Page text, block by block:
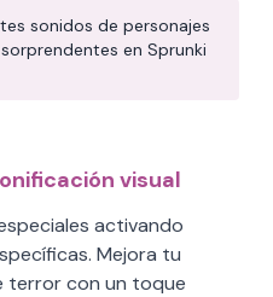
sonidos de personajes
en Sprunki
visual
activando
Mejora tu
terror con un toque